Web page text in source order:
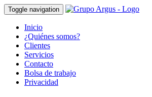
Toggle navigation
Inicio
¿Quiénes somos?
Clientes
Servicios
Contacto
Bolsa de trabajo
Privacidad